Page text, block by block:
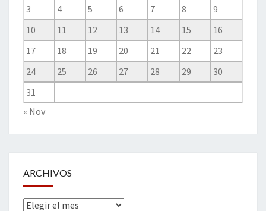
3
4 5 6 7 8
9
10
11 12 13 14 15
16
17
18 19 20 21 22
23
24
25 26 27 28 29
30
31
« Nov
ARCHIVOS
Archivos